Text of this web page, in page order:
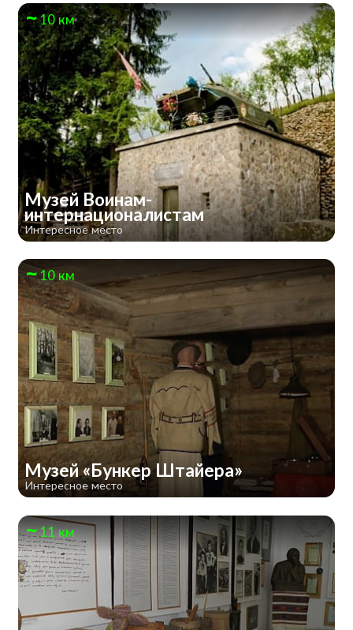
10 км
Музей Воинам-
интернационалистам
Интересное место
10 км
Музей «Бункер Штайера»
Интересное место
11 км